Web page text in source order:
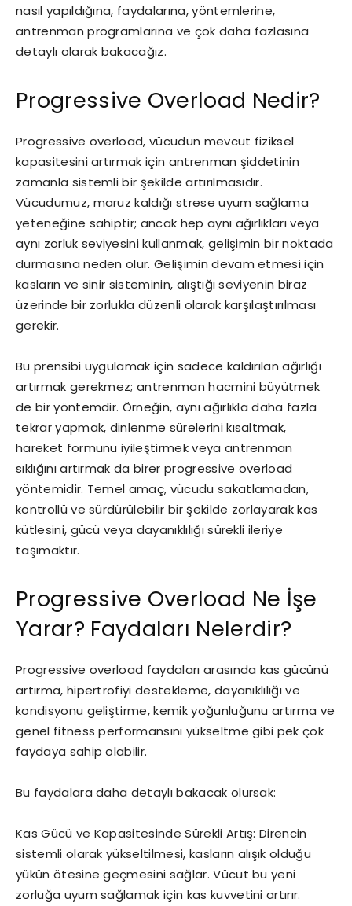
nasıl yapıldığına, faydalarına, yöntemlerine,
antrenman programlarına ve çok daha fazlasına
detaylı olarak bakacağız.
Progressive Overload Nedir?
Progressive overload, vücudun mevcut fiziksel
kapasitesini artırmak için antrenman şiddetinin
zamanla sistemli bir şekilde artırılmasıdır.
Vücudumuz, maruz kaldığı strese uyum sağlama
yeteneğine sahiptir; ancak hep aynı ağırlıkları veya
aynı zorluk seviyesini kullanmak, gelişimin bir noktada
durmasına neden olur. Gelişimin devam etmesi için
kasların ve sinir sisteminin, alıştığı seviyenin biraz
üzerinde bir zorlukla düzenli olarak karşılaştırılması
gerekir.
Bu prensibi uygulamak için sadece kaldırılan ağırlığı
artırmak gerekmez; antrenman hacmini büyütmek
de bir yöntemdir. Örneğin, aynı ağırlıkla daha fazla
tekrar yapmak, dinlenme sürelerini kısaltmak,
hareket formunu iyileştirmek veya antrenman
sıklığını artırmak da birer progressive overload
yöntemidir. Temel amaç, vücudu sakatlamadan,
kontrollü ve sürdürülebilir bir şekilde zorlayarak kas
kütlesini, gücü veya dayanıklılığı sürekli ileriye
taşımaktır.
Progressive Overload Ne İşe
Yarar? Faydaları Nelerdir?
Progressive overload faydaları arasında kas gücünü
artırma, hipertrofiyi destekleme, dayanıklılığı ve
kondisyonu geliştirme, kemik yoğunluğunu artırma ve
genel fitness performansını yükseltme gibi pek çok
faydaya sahip olabilir.
Bu faydalara daha detaylı bakacak olursak:
Kas Gücü ve Kapasitesinde Sürekli Artış: Direncin
sistemli olarak yükseltilmesi, kasların alışık olduğu
yükün ötesine geçmesini sağlar. Vücut bu yeni
zorluğa uyum sağlamak için kas kuvvetini artırır.